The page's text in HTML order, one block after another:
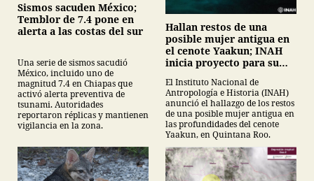
Sismos sacuden México;
Temblor de 7.4 pone en
alerta a las costas del sur
Una serie de sismos sacudió
México, incluido uno de
magnitud 7.4 en Chiapas que
activó alerta preventiva de
tsunami. Autoridades
reportaron réplicas y mantienen
vigilancia en la zona.
Hallan restos de una
posible mujer antigua en
el cenote Yaakun; INAH
inicia proyecto para su
El Instituto Nacional de
Antropología e Historia (INAH)
anunció el hallazgo de los restos
de una posible mujer antigua en
las profundidades del cenote
Yaakun, en Quintana Roo.